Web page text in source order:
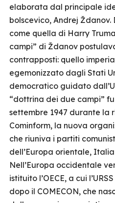
elaborata dal principale
bolscevico, Andrej
come quella di Harry
campi” di Ždanov
contrapposti: quello
egemonizzato dagli Stati
democratico guidato
“dottrina dei due campi”
settembre 1947 durante la
Cominform, la nuova
che riuniva i partiti
dell’Europa orientale,
Nell’Europa occidentale
istituito l’OECE, a cui
dopo il COMECON, che